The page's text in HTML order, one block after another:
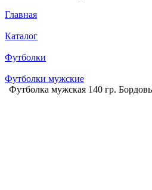
Главная
Каталог
Футболки
Футболки мужские
Футболка мужская 140 гр.